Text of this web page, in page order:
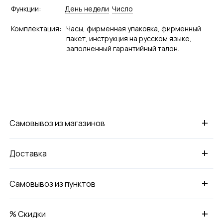
Функции: День недели Число
Комплектация: Часы, фирменная упаковка, фирменный
пакет, инструкция на русском языке,
заполненный гарантийный талон.
+
Самовывоз из магазинов
+
Доставка
+
Самовывоз из пунктов
+
% Скидки